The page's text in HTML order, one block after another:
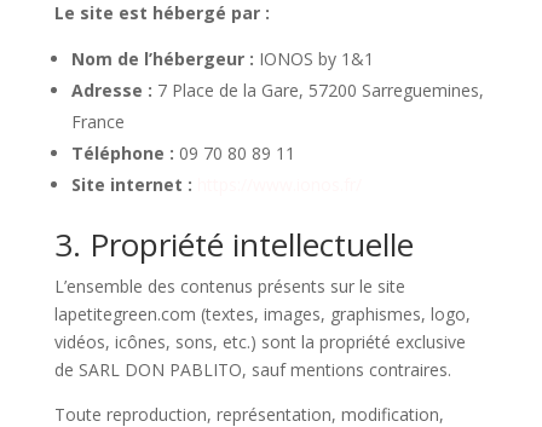
Le site est hébergé par :
Nom de l’hébergeur : IONOS by 1&1
Adresse : 7 Place de la Gare, 57200 Sarreguemines,
France
Téléphone : 09 70 80 89 11
Site internet :
3. Propriété intellectuelle
L’ensemble des contenus présents sur le site
lapetitegreen.com (textes, images, graphismes, logo,
vidéos, icônes, sons, etc.) sont la propriété exclusive
de SARL DON PABLITO, sauf mentions contraires.
Toute reproduction, représentation, modification,